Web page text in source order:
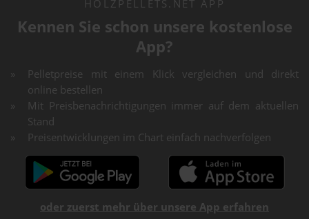
HOLZPELLETS.NET APP
Kennen Sie schon unsere kostenlose
App?
Pelletpreise mit einem Klick vergleichen und direkt
online bestellen
Mit Preisbenachrichtigungen immer auf dem aktuellen
Stand
Preisentwicklungen im Chart einfach nachverfolgen
oder zuerst mehr über unsere App erfahren